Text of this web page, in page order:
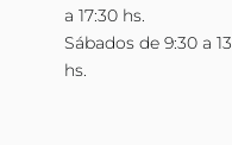
a 17:30 hs.
Sábados de 9:30 a 13
hs.